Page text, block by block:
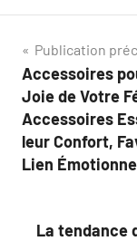
de
l’article
Publication
Accessoires
Joie de Votre
Accessoires
leur Confort,
Lien
La tendance